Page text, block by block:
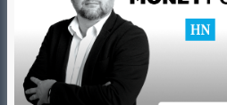
Autorská práva vykonává vydavatel. Bez
zakázáno jakékoli užití částí nebo celku
jakýmkoli způsobem, mechanickým nebo